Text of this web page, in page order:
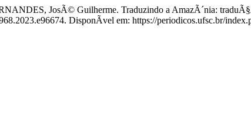
JosÃ© Guilherme. Traduzindo a AmazÃ´nia:
DisponÃ­vel em: https://periodicos.ufsc.br/